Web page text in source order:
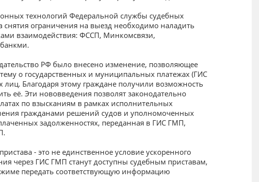
технологий Федеральной службы судебных
снятия ограничения на выезд необходимо наладить
взаимодействия: ФССП, Минкомсвязи,
РФ было внесено изменение, позволяющее
о государственных и муниципальных платежах (ГИС
Благодаря этому граждане получили возможность
её. Эти нововведения позволят законодательно
по взысканиям в рамках исполнительных
гражданами решений судов и уполномоченных
задолженностях, переданная в ГИС ГМП,
- это не единственное условие ускоренного
через ГИС ГМП станут доступны судебным приставам,
передать соответствующую информацию